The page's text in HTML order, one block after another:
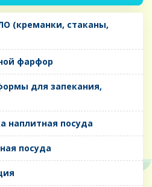
(креманки, стаканы,
фарфор
для запекания,
наплитная посуда
посуда